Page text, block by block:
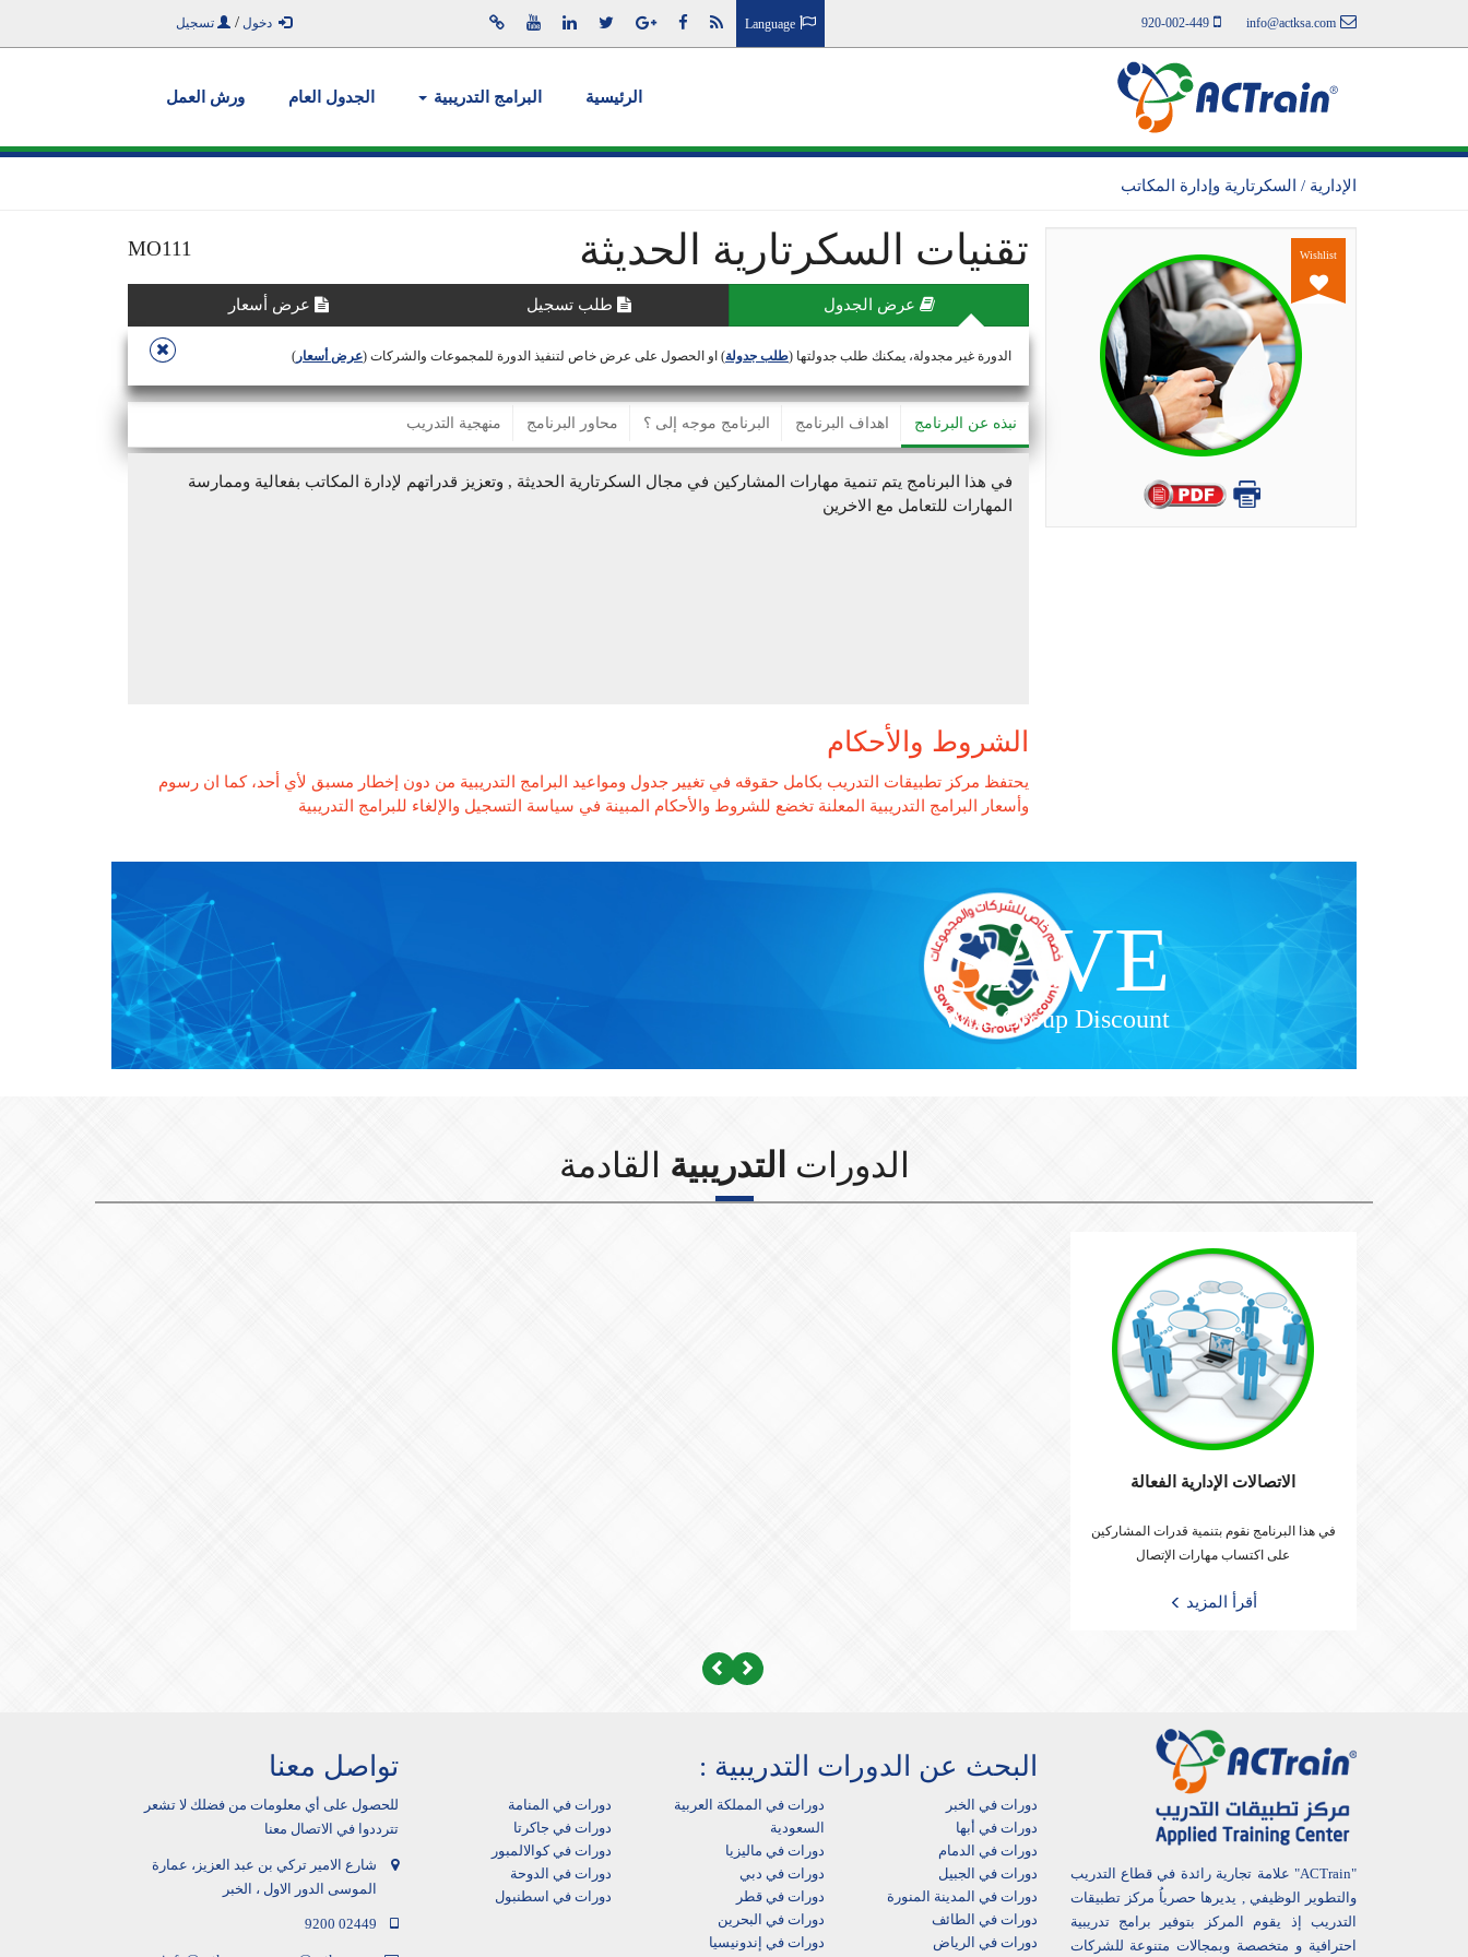
info@actksa.com
920-002-449
Language دخول / تسجيل
الرئيسية البرامج التدريبية الجدول العام ورش العمل
الإدارية / السكرتارية وإدارة المكاتب
Wishlist تقنيات السكرتارية الحديثة MO111
عرض الجدول طلب تسجيل عرض أسعار
الدورة غير مجدولة، يمكنك طلب جدولتها (طلب جدولة) او الحصول على عرض خاص لتنفيذ الدورة للمجموعات والشركات (عرض أسعار )
نبذه عن البرنامج اهداف البرنامج البرنامج موجه إلى ؟ محاور البرنامج منهجية التدريب
في هذا البرنامج يتم تنمية مهارات المشاركين في مجال السكرتارية الحديثة , وتعزيز قدراتهم لإدارة المكاتب بفعالية وممارسة
المهارات للتعامل مع الاخرين
الشروط والأحكام
يحتفظ مركز تطبيقات التدريب بكامل حقوقه في تغيير جدول ومواعيد البرامج التدريبية من دون إخطار مسبق لأي أحد، كما ان رسوم
وأسعار البرامج التدريبية المعلنة تخضع للشروط والأحكام المبينة في سياسة التسجيل والإلغاء للبرامج التدريبية
SAVE
With Group Discount
الدورات التدريبية القادمة
الاتصالات الإدارية الفعالة
في هذا البرنامج نقوم بتنمية قدرات المشاركين
على اكتساب مهارات الإتصال
أقرأ المزيد
Previous
Next
"ACTrain" علامة تجارية رائدة في قطاع التدريب
والتطوير الوظيفي , يديرها حصرياُ مركز تطبيقات
التدريب إذ يقوم المركز بتوفير برامج تدريبية
احترافية و متخصصة وبمجالات متنوعة للشركات
البحث عن الدورات التدريبية :
دورات في الخبر
دورات في أبها‎
دورات في الدمام‎
دورات في الجبيل
دورات في المدينة المنورة
دورات في الطائف
دورات في الرياض
دورات في المملكة العربية
السعودية
دورات في ماليزيا
دورات في دبي
دورات في قطر
دورات في البحرين
دورات في إندونيسيا
دورات في المنامة
دورات في جاكرتا
دورات في كوالالمبور
دورات في الدوحة
دورات في اسطنبول
تواصل معنا
للحصول على أي معلومات من فضلك لا تشعر
تترددوا في الاتصال معنا
شارع الامير تركي بن عبد العزيز، عمارة
الموسى الدور الاول ، الخبر
9200 02449